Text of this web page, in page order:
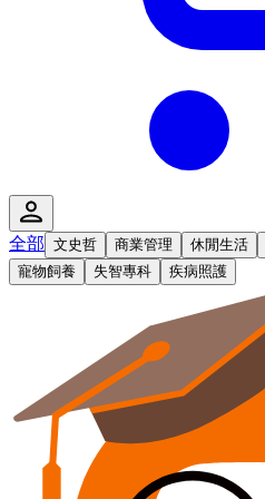
全部 文史哲 商業管理 休閒生活
寵物飼養
失智專科 疾病照護